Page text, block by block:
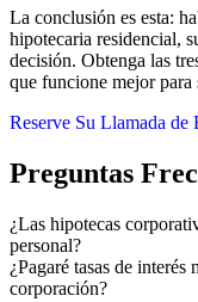
La conclusión es esta:
hipotecaria residencial,
decisión. Obtenga las
que funcione mejor para
Reserve Su Llamada de
Preguntas
¿Las hipotecas
personal?
¿Pagaré tasas de interés
corporación?